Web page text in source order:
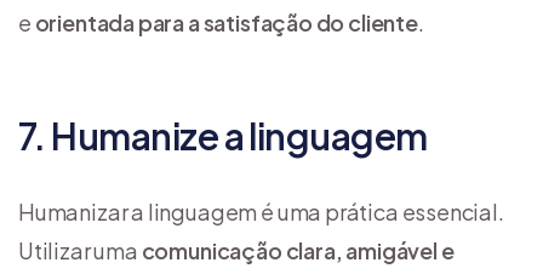
e orientada para a satisfação do cliente.
7. Humanize a linguagem
Humanizar a linguagem é uma prática essencial.
Utilizar uma comunicação clara, amigável e